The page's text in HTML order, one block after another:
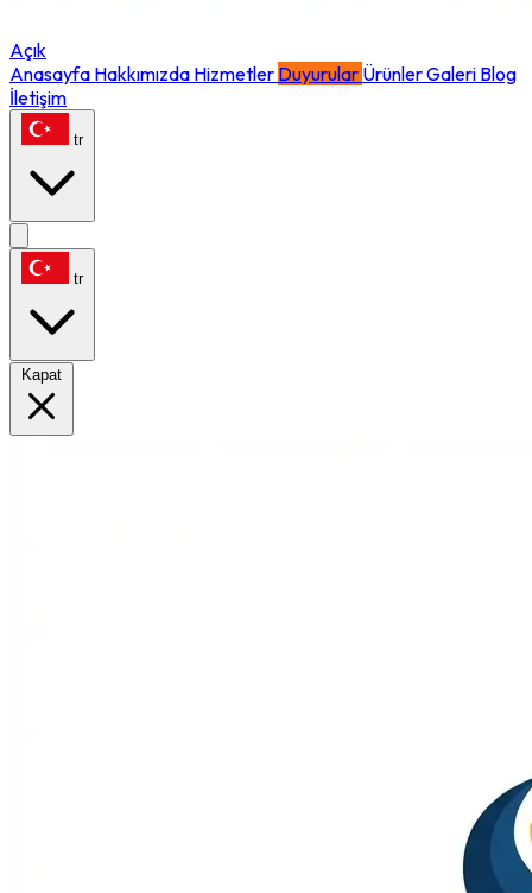
Açık
Anasayfa Hakkımızda Hizmetler Duyurular ÜrünlerGaleri Blog
İletişim
tr
tr
Kapat